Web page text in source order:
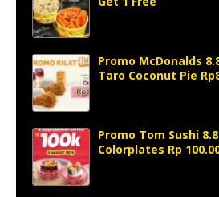
Promo McDonalds
Taro Coconut Pie
Promo Tom Sushi
Colorplates Rp